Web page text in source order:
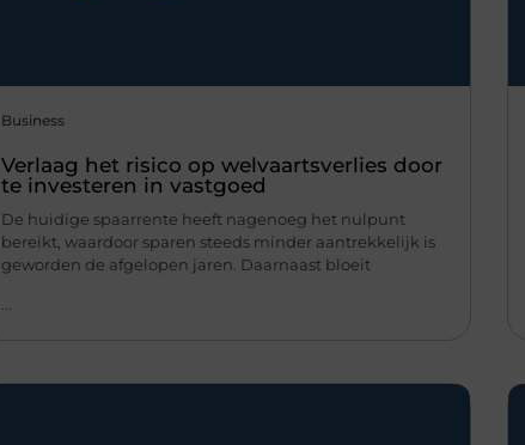
Business
Verlaag het risico op welvaartsverlies door
te investeren in vastgoed
De huidige spaarrente heeft nagenoeg het nulpunt
bereikt, waardoor sparen steeds minder aantrekkelijk is
geworden de afgelopen jaren. Daarnaast bloeit
...